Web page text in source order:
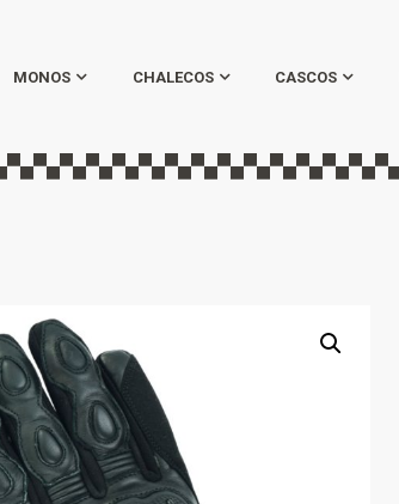
MONOS CHALECOS CASCOS